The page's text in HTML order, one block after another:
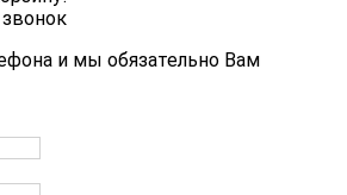
и мы обязательно Вам